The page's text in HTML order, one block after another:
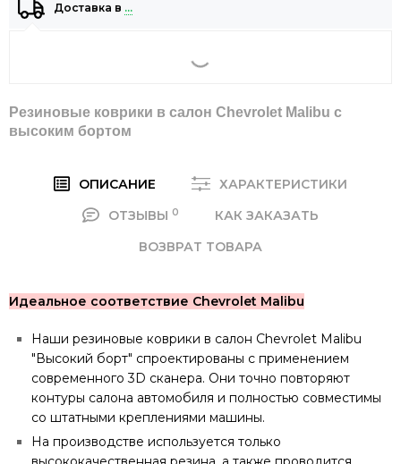
Доставка в …
Резиновые коврики в салон Chevrolet Malibu c
высоким бортом
ОПИСАНИЕ
ХАРАКТЕРИСТИКИ
ОТЗЫВЫ 0
КАК ЗАКАЗАТЬ
ВОЗВРАТ ТОВАРА
Идеальное соответствие Chevrolet Malibu
Наши резиновые коврики в салон Chevrolet Malibu
"Высокий борт" спроектированы с применением
современного 3D сканера. Они точно повторяют
контуры салона автомобиля и полностью совместимы
со штатными креплениями машины.
На производстве используется только